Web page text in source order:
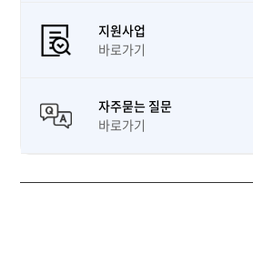
지원사업
바로가기
자주묻는 질문
바로가기